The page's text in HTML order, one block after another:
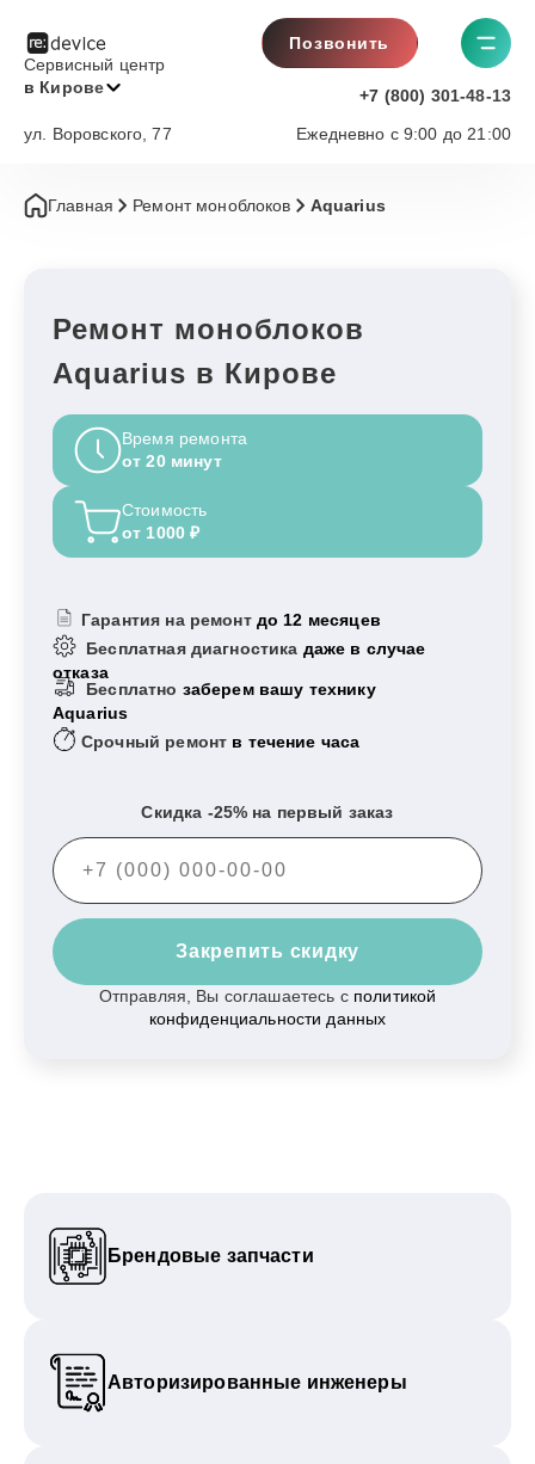
Сервисный центр
в Кирове
Позвонить
+7 (800) 301-48-13
Ежедневно с 9:00 до 21:00
ул. Воровского, 77
Главная Ремонт моноблоков Aquarius
Ремонт моноблоков
Aquarius в Кирове
Время ремонта
от 20 минут
Стоимость
от 1000 ₽
Гарантия на ремонт до 12 месяцев
Бесплатная диагностика даже в случае
отказа
Бесплатно заберем вашу технику
Aquarius
Срочный ремонт в течение часа
Скидка -25% на первый заказ
Закрепить скидку
Отправляя, Вы соглашаетесь с политикой
конфиденциальности данных
Брендовые запчасти
Авторизированные инженеры